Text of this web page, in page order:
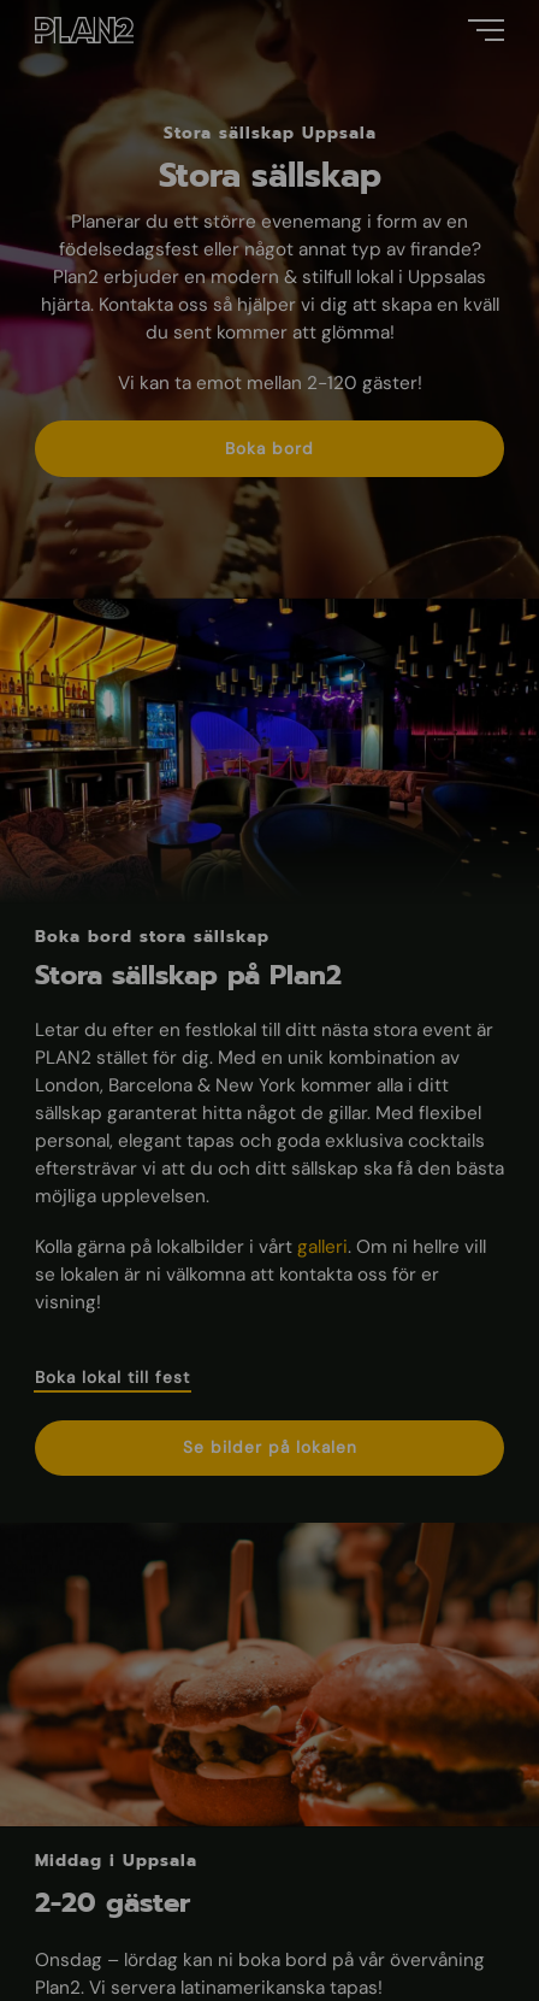
Stora sällskap Uppsala
Stora sällskap
Planerar du ett större evenemang i form av en
födelsedagsfest eller något annat typ av firande?
Plan2 erbjuder en modern & stilfull lokal i Uppsalas
hjärta. Kontakta oss så hjälper vi dig att skapa en kväll
du sent kommer att glömma!
Vi kan ta emot mellan 2-120 gäster!
Boka bord
Boka bord stora sällskap
Stora sällskap på Plan2
Letar du efter en festlokal till ditt nästa stora event är
PLAN2 stället för dig. Med en unik kombination av
London, Barcelona & New York kommer alla i ditt
sällskap garanterat hitta något de gillar. Med flexibel
personal, elegant tapas och goda exklusiva cocktails
eftersträvar vi att du och ditt sällskap ska få den bästa
möjliga upplevelsen.
Kolla gärna på lokalbilder i vårt galleri. Om ni hellre vill
se lokalen är ni välkomna att kontakta oss för er
visning!
Boka lokal till fest
Se bilder på lokalen
Middag i Uppsala
2-20 gäster
Onsdag – lördag kan ni boka bord på vår övervåning
Plan2. Vi servera latinamerikanska tapas!